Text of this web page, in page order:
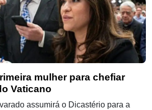
mulher para chefiar
Vaticano
assumirá o Dicastério para a